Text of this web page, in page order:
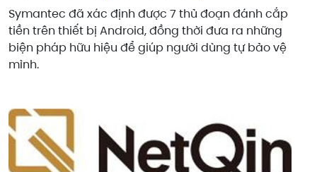
Symantec đã xác định được 7 thủ đoạn đánh cắp
tiền trên thiết bị Android, đồng thời đưa ra những
biện pháp hữu hiệu để giúp người dùng tự bảo vệ
mình.